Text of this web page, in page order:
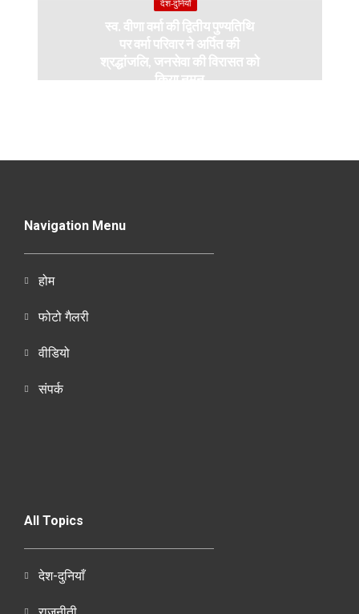
देश-दुनियाँ
स्व. वीणा वर्मा की द्वितीय पुण्यतिथि
पर वर्मा परिवार ने अर्पित की
श्रद्धांजलि, जनसेवा की विरासत को
किया नमन
Navigation Menu
होम
फोटो गैलरी
वीडियो
संपर्क
All Topics
देश-दुनियाँ